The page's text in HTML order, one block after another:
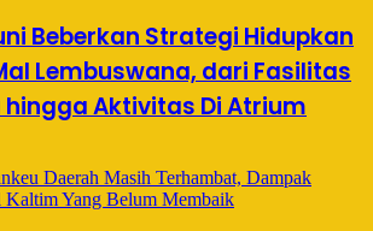
Beberkan Strategi Hidupkan
Lembuswana, dari Fasilitas
Aktivitas Di Atrium